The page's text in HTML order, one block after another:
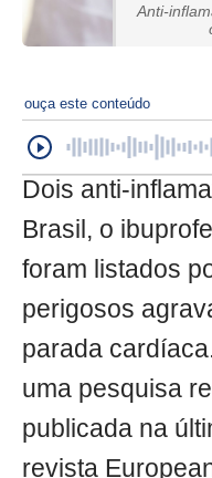
Anti-
ouça este conteúdo
Dois anti-
Brasil, o
foram listados
perigosos
parada
uma pesquisa
publicada na
revista